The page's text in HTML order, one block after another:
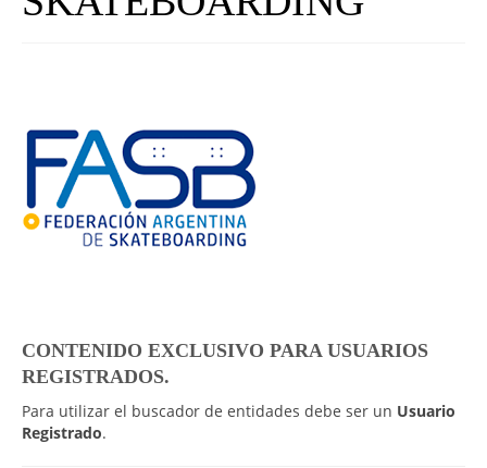
UNIVERSO CAD
CAD FEDERAL
CONTENIDO EXCLUSIVO PARA USUARIOS
REGISTRADOS.
Para utilizar el buscador de entidades debe ser un Usuario
Registrado.